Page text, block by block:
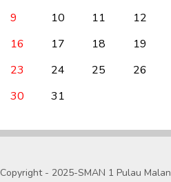
9
10 11 12
16
17 18 19
23
24 25 26
30
31
Copyright - 2025-SMAN 1 Pulau Malan